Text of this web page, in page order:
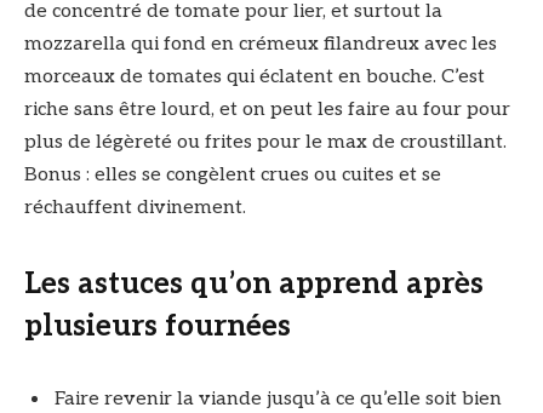
de concentré de tomate pour lier, et surtout la
mozzarella qui fond en crémeux filandreux avec les
morceaux de tomates qui éclatent en bouche. C’est
riche sans être lourd, et on peut les faire au four pour
plus de légèreté ou frites pour le max de croustillant.
Bonus : elles se congèlent crues ou cuites et se
réchauffent divinement.
Les astuces qu’on apprend après
plusieurs fournées
Faire revenir la viande jusqu’à ce qu’elle soit bien